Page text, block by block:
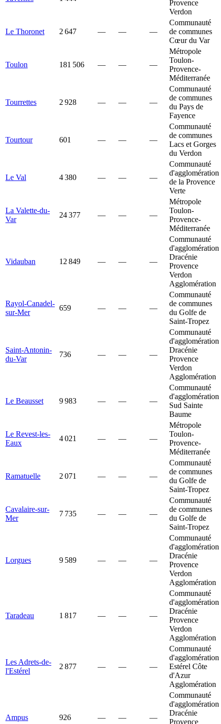
Provence
Verdon
Le Thoronet 2 647 — — —
Communauté
de communes
Cœur du Var
Toulon 181 506 — — —
Métropole
Toulon-
Provence-
Méditerranée
Tourrettes 2 928 — — —
Communauté
de communes
du Pays de
Fayence
Tourtour 601 — — —
Communauté
de communes
Lacs et Gorges
du Verdon
Le Val 4 380 — — —
Communauté
d'agglomération
de la Provence
Verte
La Valette-du-
Var
24 377 — — —
Métropole
Toulon-
Provence-
Méditerranée
Vidauban 12 849 — — —
Communauté
d'agglomération
Dracénie
Provence
Verdon
Agglomération
Rayol-Canadel-
sur-Mer
659 — — —
Communauté
de communes
du Golfe de
Saint-Tropez
Saint-Antonin-
du-Var
736 — — —
Communauté
d'agglomération
Dracénie
Provence
Verdon
Agglomération
Le Beausset 9 983 — — —
Communauté
d'agglomération
Sud Sainte
Baume
Le Revest-les-
Eaux
4 021 — — —
Métropole
Toulon-
Provence-
Méditerranée
Ramatuelle 2 071 — — —
Communauté
de communes
du Golfe de
Saint-Tropez
Cavalaire-sur-
Mer
7 735 — — —
Communauté
de communes
du Golfe de
Saint-Tropez
Lorgues 9 589 — — —
Communauté
d'agglomération
Dracénie
Provence
Verdon
Agglomération
Taradeau 1 817 — — —
Communauté
d'agglomération
Dracénie
Provence
Verdon
Agglomération
Les Adrets-de-
l'Estérel
2 877 — — —
Communauté
d'agglomération
Estérel Côte
d'Azur
Agglomération
Ampus 926 — — —
Communauté
d'agglomération
Dracénie
Provence